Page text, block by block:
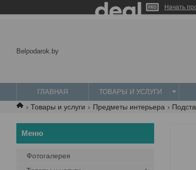
Начать
Belpodarok.by
ГЛАВНАЯ ТОВАРЫ И УСЛУГИ
Товары и услуги Предметы интерьера
Фотогалерея